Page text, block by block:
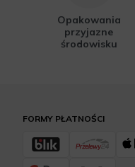
Opakowania
przyjazne
środowisku
FORMY PŁATNOŚCI